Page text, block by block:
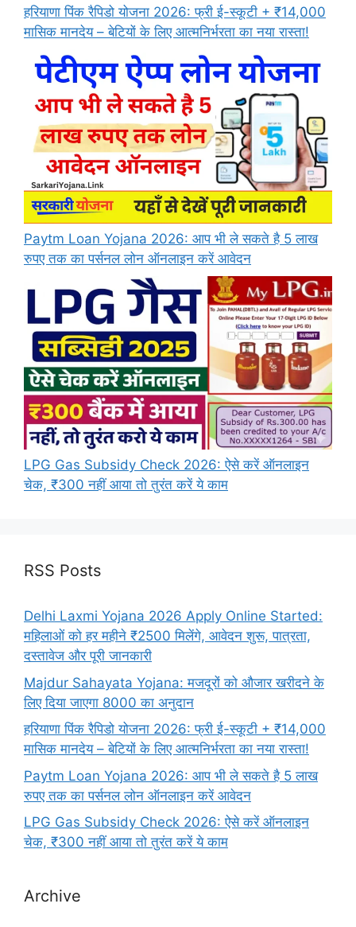
हरियाणा पिंक रैपिडो योजना 2026: फ्री ई-स्कूटी + ₹14,000
मासिक मानदेय – बेटियों के लिए आत्मनिर्भरता का नया रास्ता!
Paytm Loan Yojana 2026: आप भी ले सकते है 5 लाख
रुपए तक का पर्सनल लोन ऑनलाइन करें आवेदन
LPG Gas Subsidy Check 2026: ऐसे करें ऑनलाइन
चेक, ₹300 नहीं आया तो तुरंत करें ये काम
RSS Posts
Delhi Laxmi Yojana 2026 Apply Online Started:
महिलाओं को हर महीने ₹2500 मिलेंगे, आवेदन शुरू, पात्रता,
दस्तावेज और पूरी जानकारी
Majdur Sahayata Yojana: मजदूरों को औजार खरीदने के
लिए दिया जाएगा 8000 का अनुदान
हरियाणा पिंक रैपिडो योजना 2026: फ्री ई-स्कूटी + ₹14,000
मासिक मानदेय – बेटियों के लिए आत्मनिर्भरता का नया रास्ता!
Paytm Loan Yojana 2026: आप भी ले सकते है 5 लाख
रुपए तक का पर्सनल लोन ऑनलाइन करें आवेदन
LPG Gas Subsidy Check 2026: ऐसे करें ऑनलाइन
चेक, ₹300 नहीं आया तो तुरंत करें ये काम
Archive